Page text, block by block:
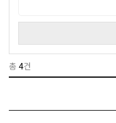
총 4건